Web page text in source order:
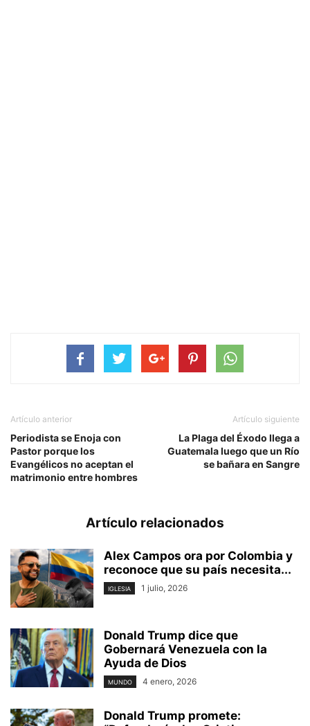
Artículo anterior
Periodista se Enoja con
Pastor porque los
Evangélicos no aceptan el
matrimonio entre hombres
Artículo siguiente
La Plaga del Éxodo llega a
Guatemala luego que un Río
se bañara en Sangre
Artículo relacionados
Alex Campos ora por Colombia y
reconoce que su país necesita...
IGLESIA 1 julio, 2026
Donald Trump dice que
Gobernará Venezuela con la
Ayuda de Dios
MUNDO 4 enero, 2026
Donald Trump promete: